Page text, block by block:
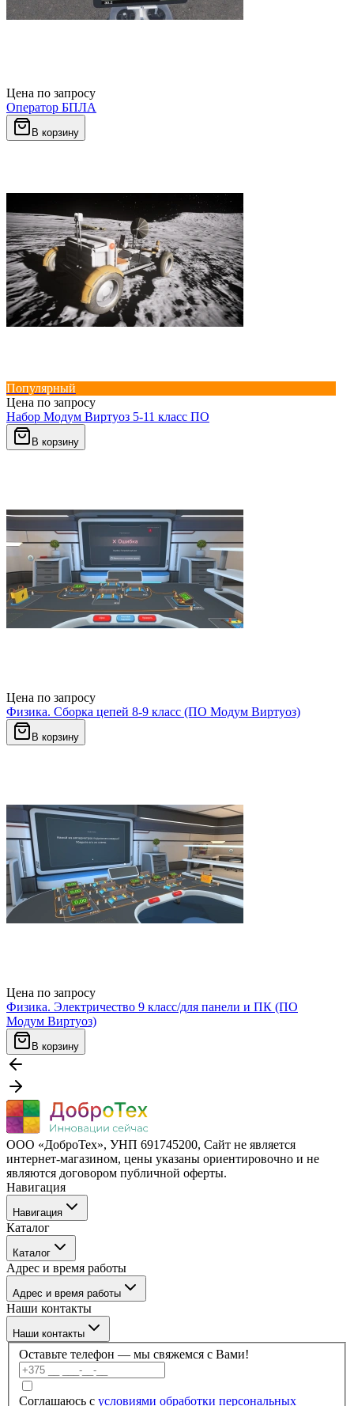
Цена по запросу
Оператор БПЛА
В корзину
Популярный
Цена по запросу
Набор Модум Виртуоз 5-11 класс ПО
В корзину
Цена по запросу
Физика. Сборка цепей 8-9 класс (ПО Модум Виртуоз)
В корзину
Цена по запросу
Физика. Электричество 9 класс/для панели и ПК (ПО
Модум Виртуоз)
В корзину
ООО «ДоброТех», УНП 691745200, Cайт не является
интернет-магазином, цены указаны ориентировочно и не
являются договором публичной оферты.
Навигация
Навигация
Бренды
О компании
Покупателю
Контакты
Блог
Каталог
Каталог
Каталог
Услуги
Адрес и время работы
Адрес и время работы
г. Минск, ул. Филимонова 55/3, каб 309а
Пн–Пт: 09:00–17:30
Наши контакты
Наши контакты
Оставьте телефон — мы свяжемся с Вами!
Соглашаюсь с условиями обработки персональных